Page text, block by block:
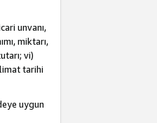
unvanı,
miktarı,
vi)
tarihi
uygun